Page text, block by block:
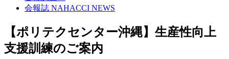
会報誌 NAHACCI NEWS
【ポリテクセンター沖縄】生産性向上
支援訓練のご案内